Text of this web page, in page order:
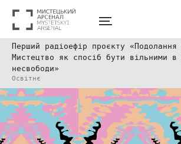
Перший радіоефір проєкту «Подолання
Мистецтво як спосіб бути вільними в
несвободи»
Освітнє